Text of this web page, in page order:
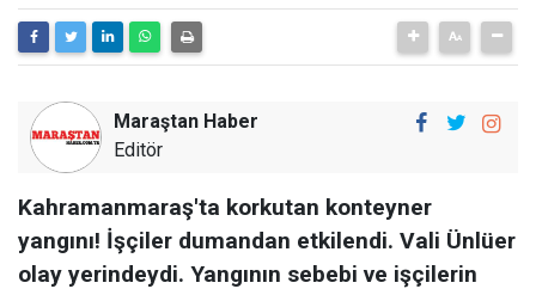
Maraştan Haber
Editör
Kahramanmaraş'ta korkutan konteyner
yangını! İşçiler dumandan etkilendi. Vali Ünlüer
olay yerindeydi. Yangının sebebi ve işçilerin